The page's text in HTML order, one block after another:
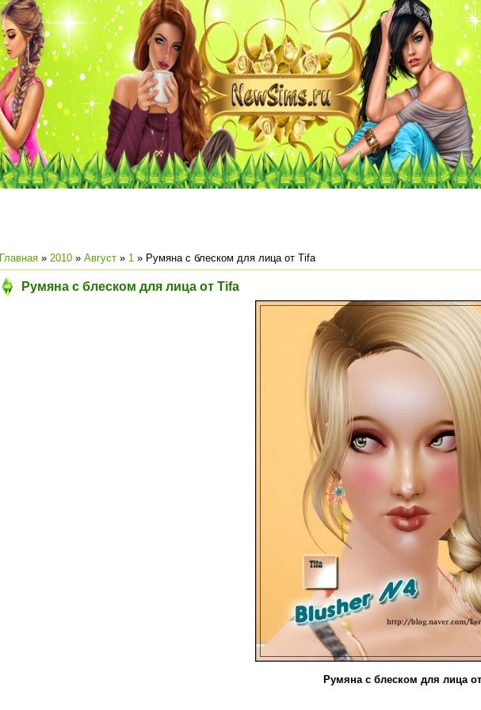
Главная » 2010 » Август » 1 » Румяна с блеском для лица от Tifa
Румяна с блеском для лица от Tifa
Румяна с блеском для лица